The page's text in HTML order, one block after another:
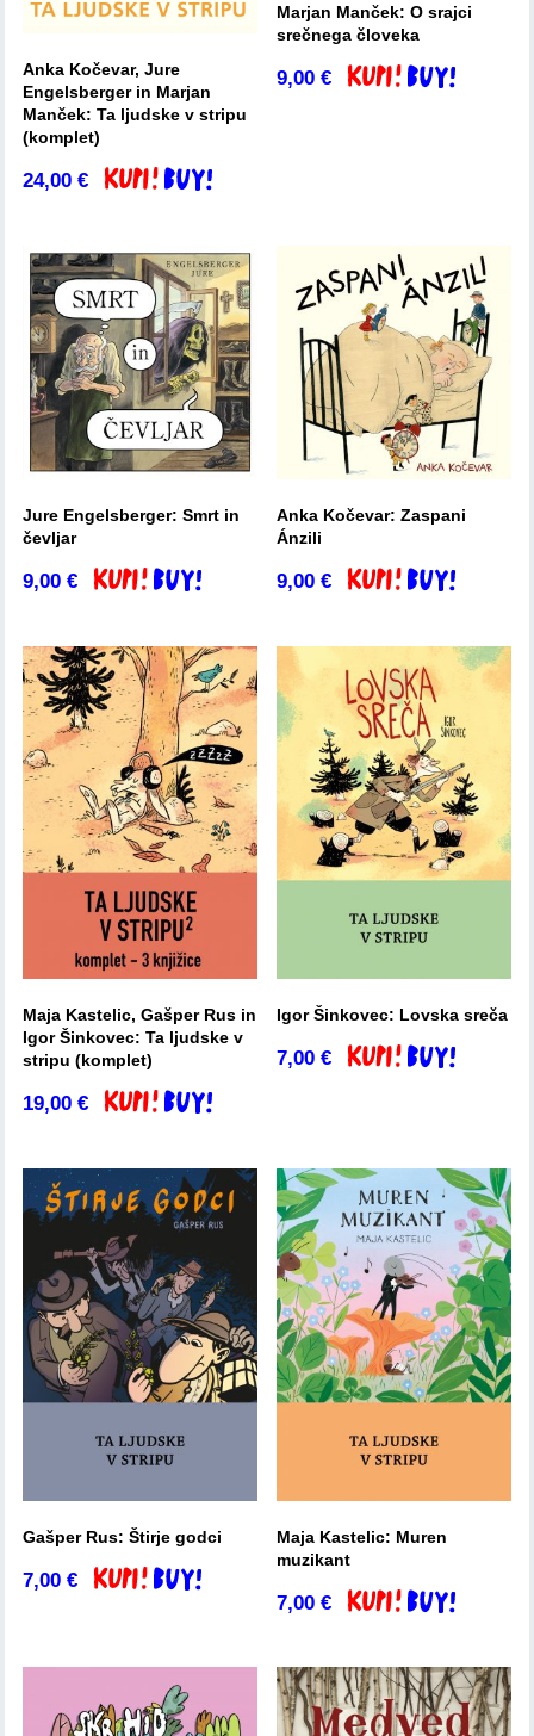
Anka Kočevar, Jure
Engelsberger in Marjan
Manček: Ta ljudske v stripu
(komplet)
24,00€ Dodaj v košarico
Marjan Manček: O srajci
srečnega človeka
9,00€ Dodaj v košarico
Jure Engelsberger: Smrt in
čevljar
9,00€ Dodaj v košarico
Anka Kočevar: Zaspani
Ánzili
9,00€ Dodaj v košarico
Maja Kastelic, Gašper Rus in
Igor Šinkovec: Ta ljudske v
stripu (komplet)
19,00€ Dodaj v košarico
Igor Šinkovec: Lovska sreča
7,00€ Dodaj v košarico
Gašper Rus: Štirje godci
7,00€ Dodaj v košarico
Maja Kastelic: Muren
muzikant
7,00€ Dodaj v košarico